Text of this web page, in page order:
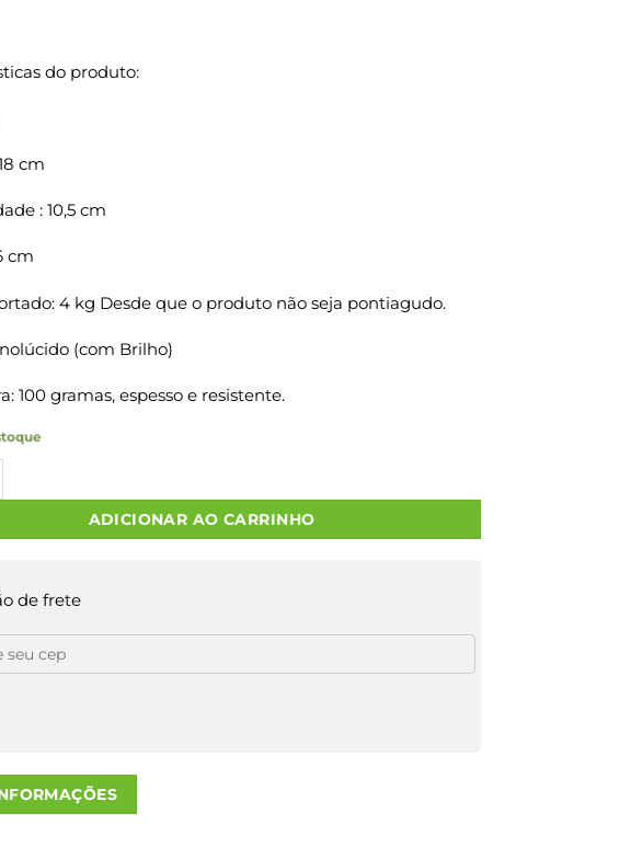
do produto:
cm
: 10,5 cm
cm
4 kg Desde que o produto não seja pontiagudo.
(com Brilho)
100 gramas, espesso e resistente.
Kraft COM CARINHO P/V Tam P 18X10,5X26 100 Un. quantidade
ADICIONAR AO CARRINHO
de frete